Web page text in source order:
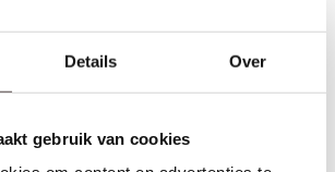
Details Over
gebruik van cookies
zijn altijd
boringen voor de scharnieren op
de
Svedex montagefilm
is leverbaar in zowel een stompe als
beide uitvoeringen van belang dat je de
tijdens het bestellen. Doordat